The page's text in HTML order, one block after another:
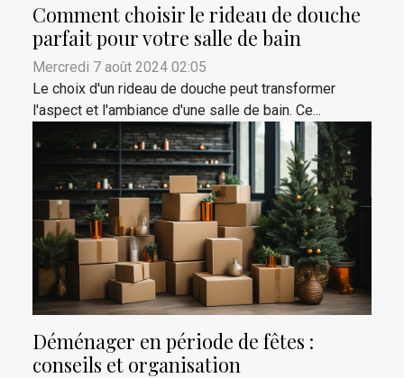
Comment choisir le rideau de douche
parfait pour votre salle de bain
Mercredi 7 août 2024 02:05
Le choix d'un rideau de douche peut transformer
l'aspect et l'ambiance d'une salle de bain. Ce...
Déménager en période de fêtes :
conseils et organisation